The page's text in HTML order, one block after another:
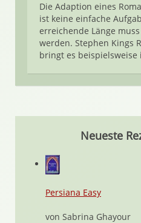
Die Adaption eines
ist keine einfache
erreichende Länge
werden. Stephen Kings
bringt es beispielsweise
Neueste
Persiana Easy
von Sabrina Ghayour